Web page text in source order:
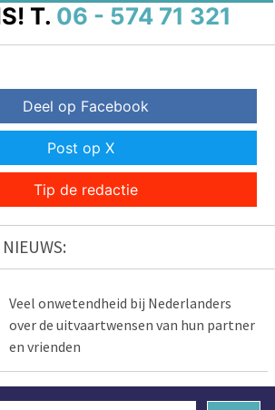
T. 06 - 574 71 321
Deel op Facebook
Post op X
Tip de redactie
Veel onwetendheid bij Nederlanders
over de uitvaartwensen van hun partner
en vrienden